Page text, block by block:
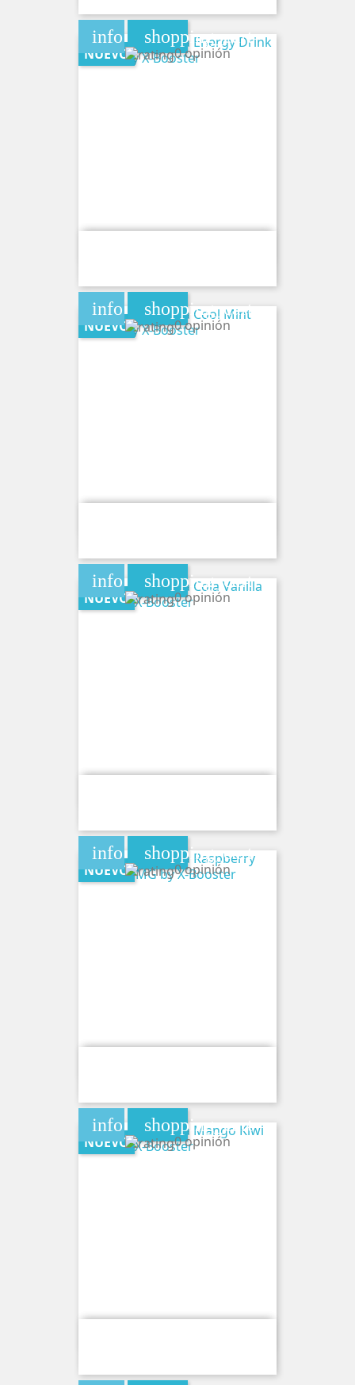
info shopping_cart
0 opinión
info shopping_cart
0 opinión
NUEVO
info shopping_cart
0 opinión
NUEVO
info shopping_cart
0 opinión
NUEVO
info shopping_cart
0 opinión
NUEVO
NUEVO